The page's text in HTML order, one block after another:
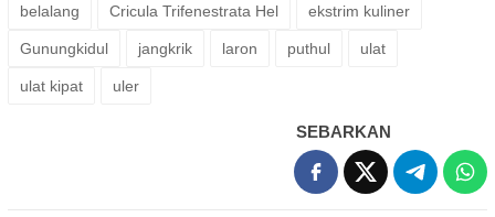
belalang Cricula Trifenestrata Hel ekstrim kuliner
Gunungkidul jangkrik laron puthul ulat
ulat kipat uler
SEBARKAN